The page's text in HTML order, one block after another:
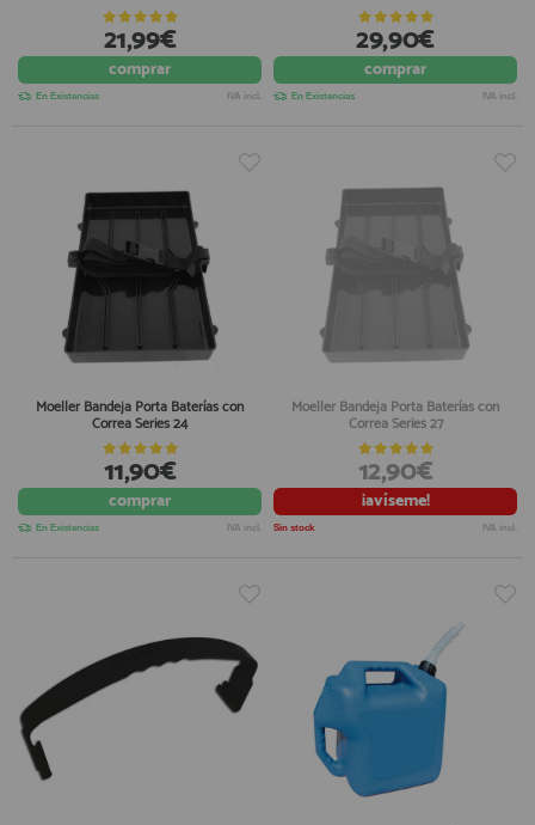
21,99€
comprar
En Existencias IVA incl.
29,90€
comprar
En Existencias IVA incl.
Moeller Bandeja Porta Baterías con
Correa Series 24
11,90€
comprar
En Existencias IVA incl.
Moeller Bandeja Porta Baterías con
Correa Series 27
12,90€
¡avíseme!
Sin stock IVA incl.